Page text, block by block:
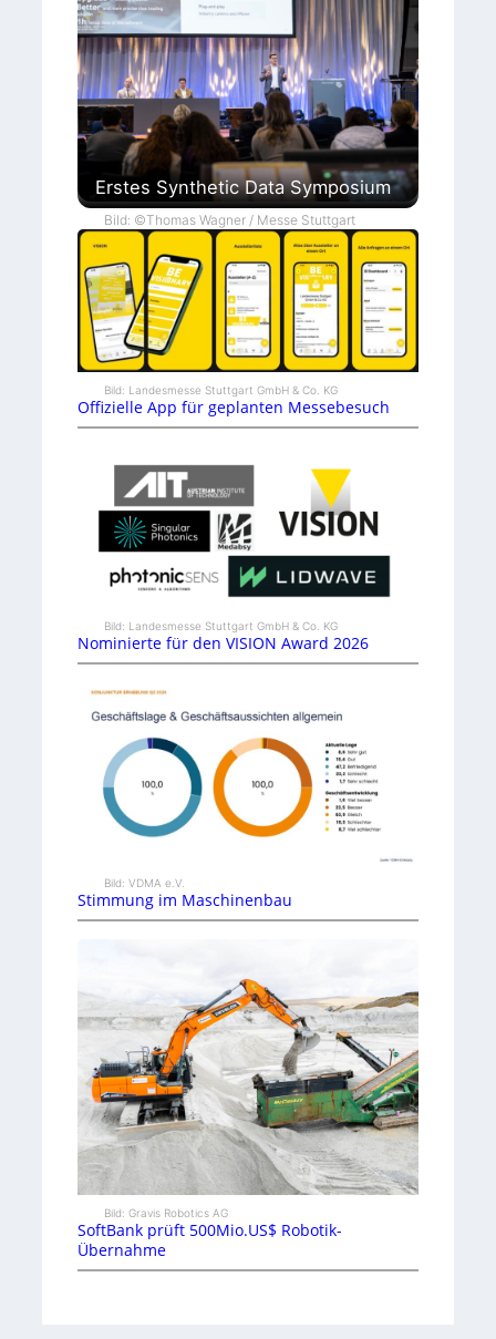
Erstes Synthetic Data Symposium
Bild: ©Thomas Wagner / Messe Stuttgart
Bild: Landesmesse Stuttgart GmbH & Co. KG
Offizielle App für geplanten Messebesuch
Bild: Landesmesse Stuttgart GmbH & Co. KG
Nominierte für den VISION Award 2026
Bild: VDMA e.V.
Stimmung im Maschinenbau
Bild: Gravis Robotics AG
SoftBank prüft 500Mio.US$ Robotik-
Übernahme